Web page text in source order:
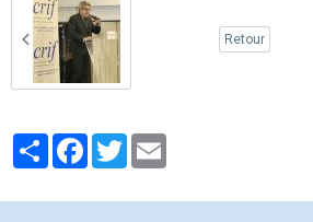
Retour
PartagerFacebook
Twitter